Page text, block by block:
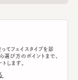
てフェイスタイプを診
選び方のポイントまで、
します。